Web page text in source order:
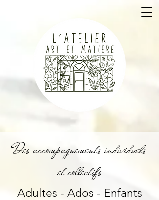
Des accompagnements individuels
et collectifs
Adultes - Ados - Enfants